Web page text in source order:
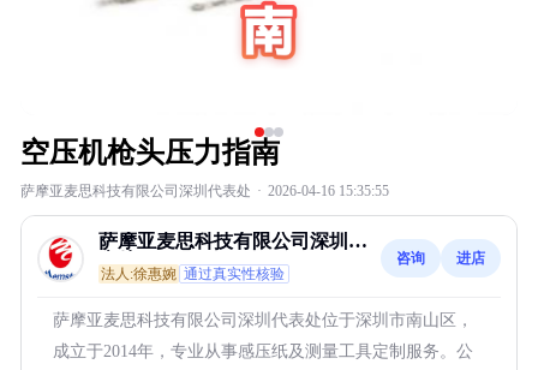
空压机枪头压力指南
萨摩亚麦思科技有限公司深圳代表处 · 2026-04-16 15:35:55
萨摩亚麦思科技有限公司深圳代
表处
法人:徐惠婉 通过真实性核验
咨询 进店
萨摩亚麦思科技有限公司深圳代表处位于深圳市南山区，
成立于2014年，专业从事感压纸及测量工具定制服务。公